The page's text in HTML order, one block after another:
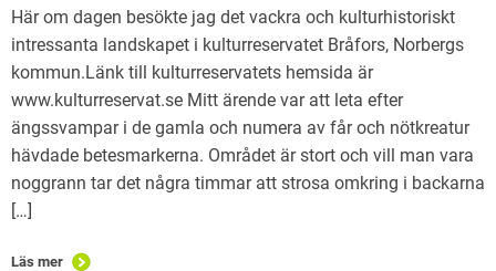
Här om dagen besökte jag det vackra och kulturhistoriskt
intressanta landskapet i kulturreservatet Bråfors, Norbergs
kommun.Länk till kulturreservatets hemsida är
www.kulturreservat.se Mitt ärende var att leta efter
ängssvampar i de gamla och numera av får och nötkreatur
hävdade betesmarkerna. Området är stort och vill man vara
noggrann tar det några timmar att strosa omkring i backarna
[…]
Läs mer